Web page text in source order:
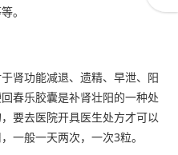
。
肾功能减退、遗精、早泄、阳
春乐胶囊是补肾壮阳的一种处
要去医院开具医生处方才可以
一般一天两次，一次3粒。